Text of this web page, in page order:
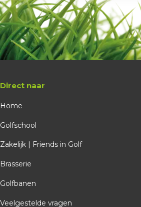
Vol geboekt
Probeer Golfdag
Direct naar
Home
Golfschool
Zakelijk | Friends in Golf
Brasserie
Golfbanen
Veelgestelde vragen